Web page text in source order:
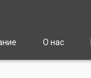
О нас